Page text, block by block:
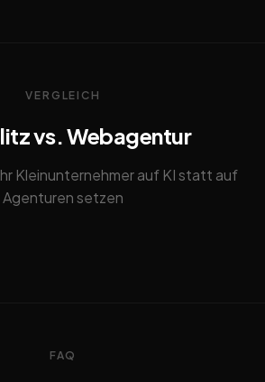
VERGLEICH
vs. Webagentur
Kleinunternehmer auf KI statt auf
Agenturen setzen
FAQ